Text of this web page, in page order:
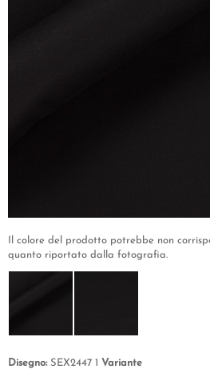
Il colore del prodotto potrebbe non
quanto riportato dalla fotografia.
Disegno: SEX2447 1 Variante